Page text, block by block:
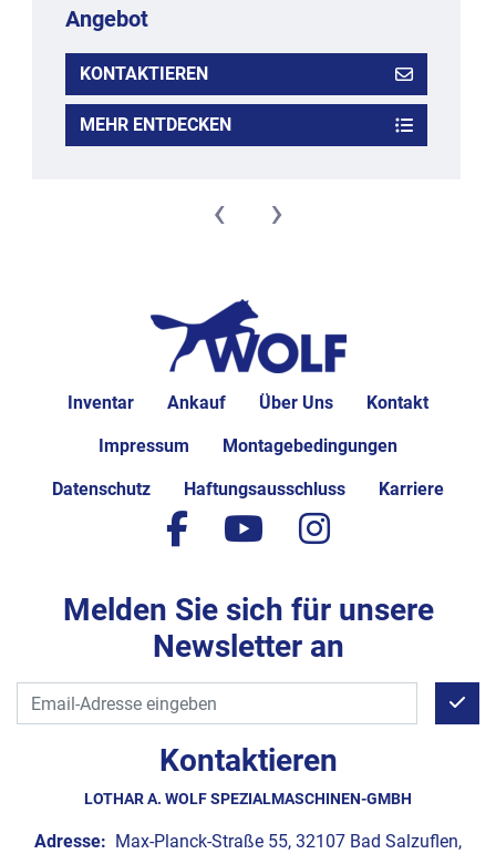
Angebot
KONTAKTIEREN
MEHR ENTDECKEN
‹ ›
Inventar Ankauf Über Uns Kontakt
Impressum Montagebedingungen
Datenschutz Haftungsausschluss Karriere
Kontaktieren
LOTHAR A. WOLF SPEZIALMASCHINEN-GMBH
Adresse: Max-Planck-Straße 55, 32107 Bad Salzuflen,
facebook
youtubeinstagram
Melden Sie sich für unsere
Newsletter an